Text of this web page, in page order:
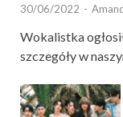
30/06/2022 -
Wokalistka
szczegóły w